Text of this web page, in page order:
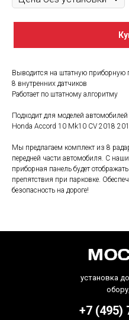
Выводится на штатную приборную
8 внутренних датчиков
Работает по штатному алгоритму
Подходит для моделей автомобилей
Honda Accord 10 Mk10 CV 2018
Мы предлагаем комплект из 8
передней части автомобиля. С
приборная панель будет
препятствия при парковке.
безопасность на дороге!
+7 (495)
установка